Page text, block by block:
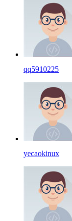
qq5910225
yecaokinux